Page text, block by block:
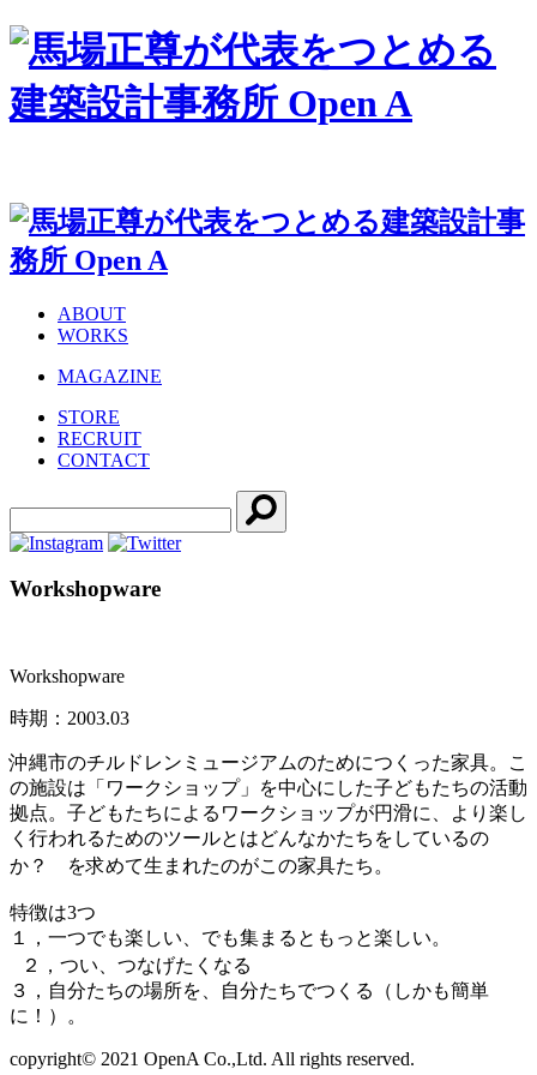
ABOUT
WORKS
MAGAZINE
STORE
RECRUIT
CONTACT
Workshopware
Workshopware
時期：2003.03
沖縄市のチルドレンミュージアムのためにつくった家具。こ
の施設は「ワークショップ」を中心にした子どもたちの活動
拠点。子どもたちによるワークショップが円滑に、より楽し
く行われるためのツールとはどんなかたちをしているの
か？ を求めて生まれたのがこの家具たち。
特徴は3つ
１，一つでも楽しい、でも集まるともっと楽しい。
２，つい、つなげたくなる
３，自分たちの場所を、自分たちでつくる（しかも簡単
に！）。
copyright© 2021 OpenA Co.,Ltd. All rights reserved.